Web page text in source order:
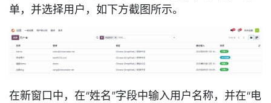
单，并选择用户，如下方截图所示。
在新窗口中，在“姓名”字段中输入用户名称，并在“电